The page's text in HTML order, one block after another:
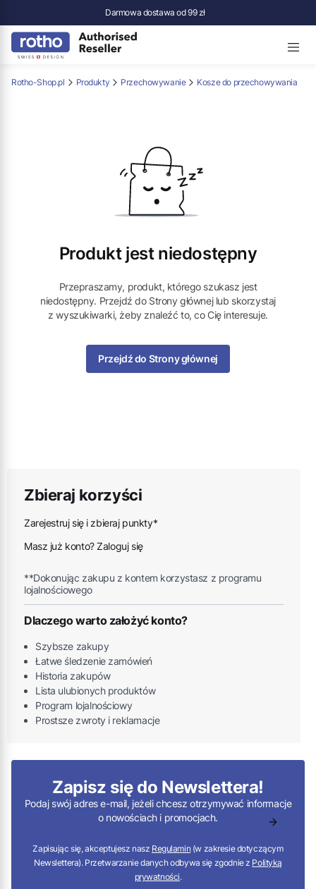
Darmowa dostawa od 99 zł
Rotho-Shop.pl Produkty Przechowywanie Kosze do przechowywania
Produkt jest niedostępny
Przepraszamy, produkt, którego szukasz jest
niedostępny. Przejdź do Strony głównej lub skorzystaj
z wyszukiwarki, żeby znaleźć to, co Cię interesuje.
Przejdź do Strony głównej
Zbieraj korzyści
Zarejestruj się i zbieraj punkty*
Masz już konto? Zaloguj się
**Dokonując zakupu z kontem korzystasz z programu
lojalnościowego
Dlaczego warto założyć konto?
Szybsze zakupy
Łatwe śledzenie zamówień
Historia zakupów
Lista ulubionych produktów
Program lojalnościowy
Prostsze zwroty i reklamacje
Zapisz się do Newslettera!
Podaj swój adres e-mail, jeżeli chcesz otrzymywać informacje
o nowościach i promocjach.
Zapisując się, akceptujesz nasz Regulamin (w zakresie dotyczącym
Newslettera). Przetwarzanie danych odbywa się zgodnie z Polityką
prywatności.